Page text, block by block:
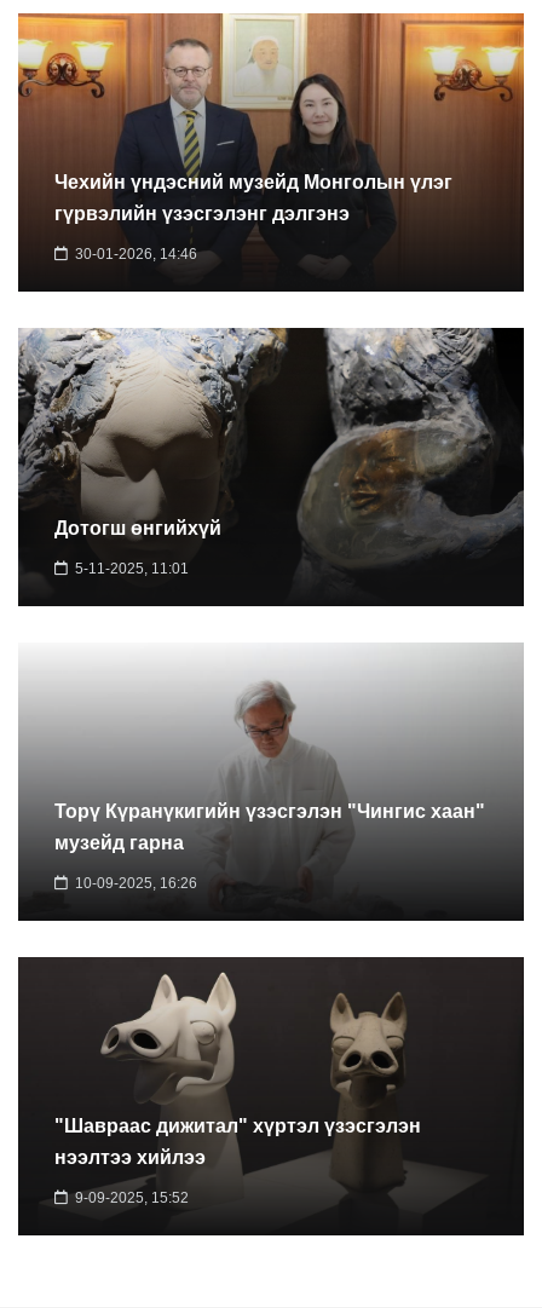
Чехийн үндэсний музейд Монголын үлэг
гүрвэлийн үзэсгэлэнг дэлгэнэ
30-01-2026, 14:46
Дотогш өнгийхүй
5-11-2025, 11:01
Торү Күранүкигийн үзэсгэлэн "Чингис хаан"
музейд гарна
10-09-2025, 16:26
"Шавраас дижитал" хүртэл үзэсгэлэн
нээлтээ хийлээ
9-09-2025, 15:52